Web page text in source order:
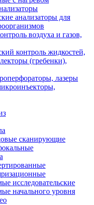
анализаторы для
воздуха и газов,
контроль жидкостей,
(гребенки),
лазеры
сканирующие
исследовательские
начального уровня